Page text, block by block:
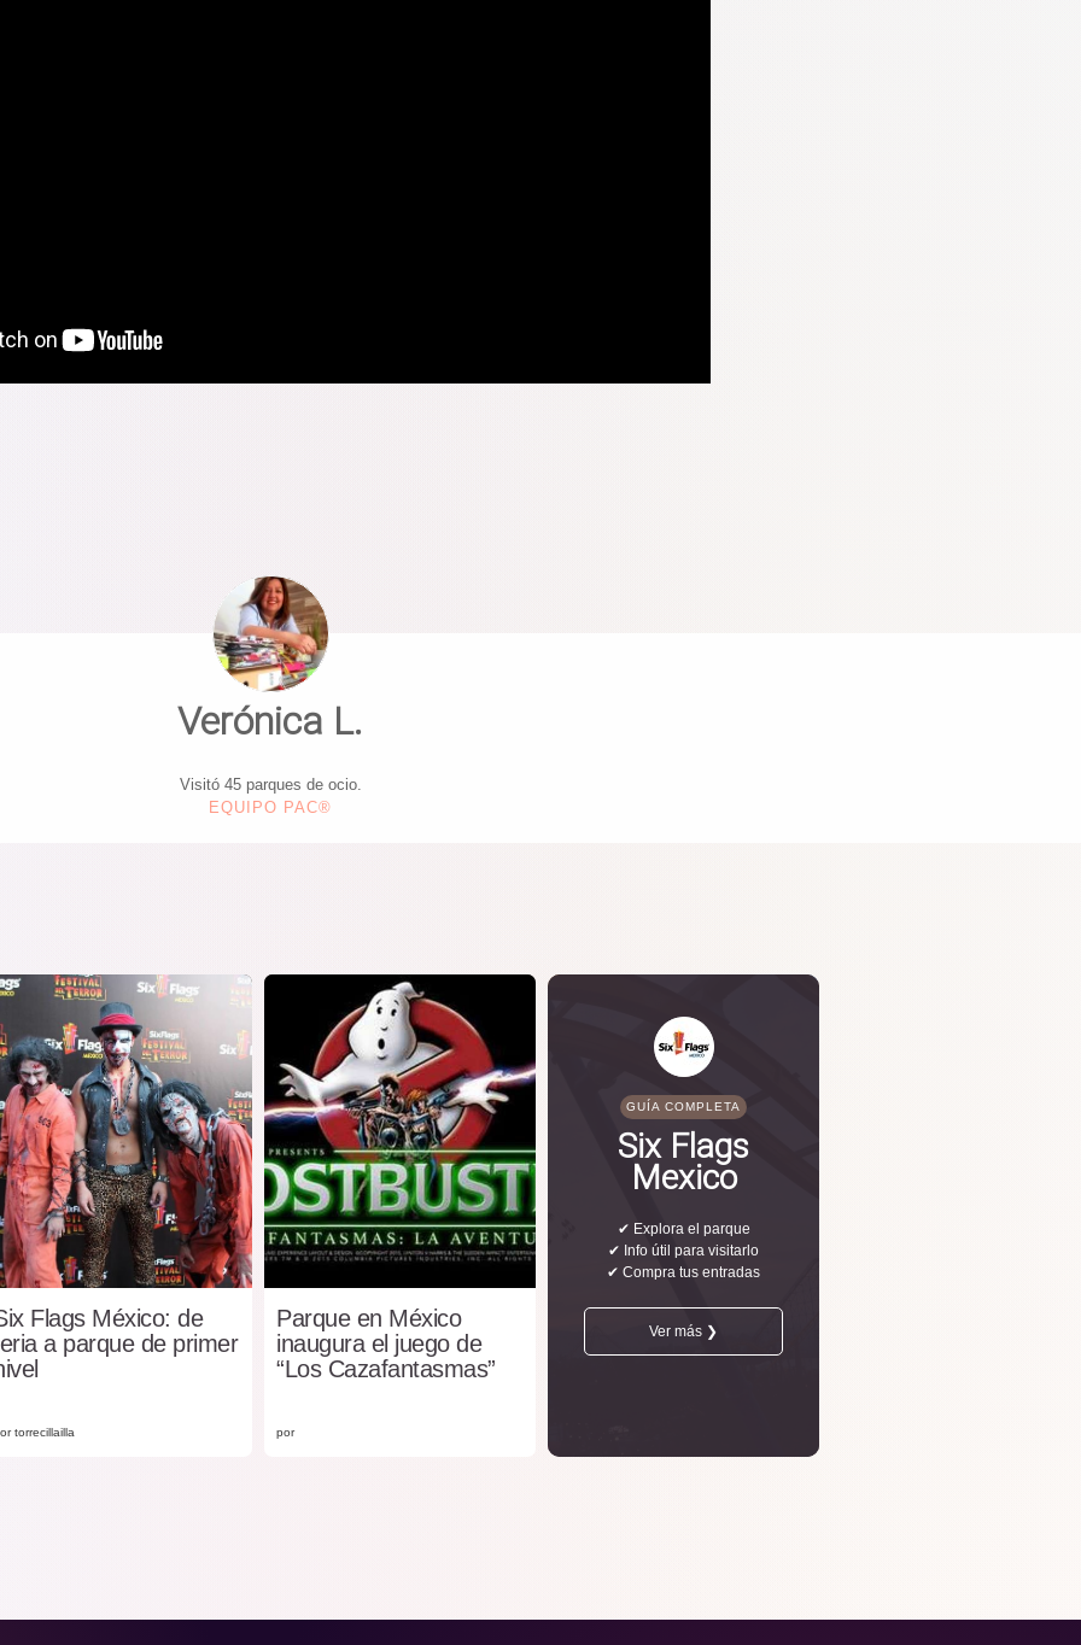
Verónica L.
Visitó 45 parques de ocio.
EQUIPO PAC®
Flags México: de
a parque de primer
torrecillailla
Parque en México
inaugura el juego de
“Los Cazafantasmas”
por
GUÍA COMPLETA
Six Flags
Mexico
✔ Explora el parque
✔ Info útil para visitarlo
✔ Compra tus entradas
Ver más ❯